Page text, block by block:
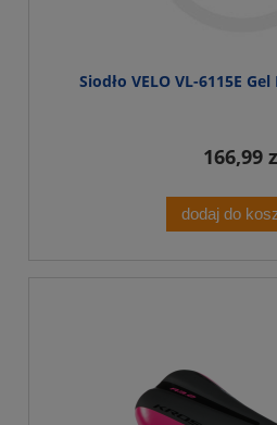
Siodło VELO VL-6115E
166,99
dodaj do